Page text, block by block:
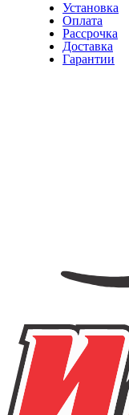
Установка
Оплата
Рассрочка
Доставка
Гарантии